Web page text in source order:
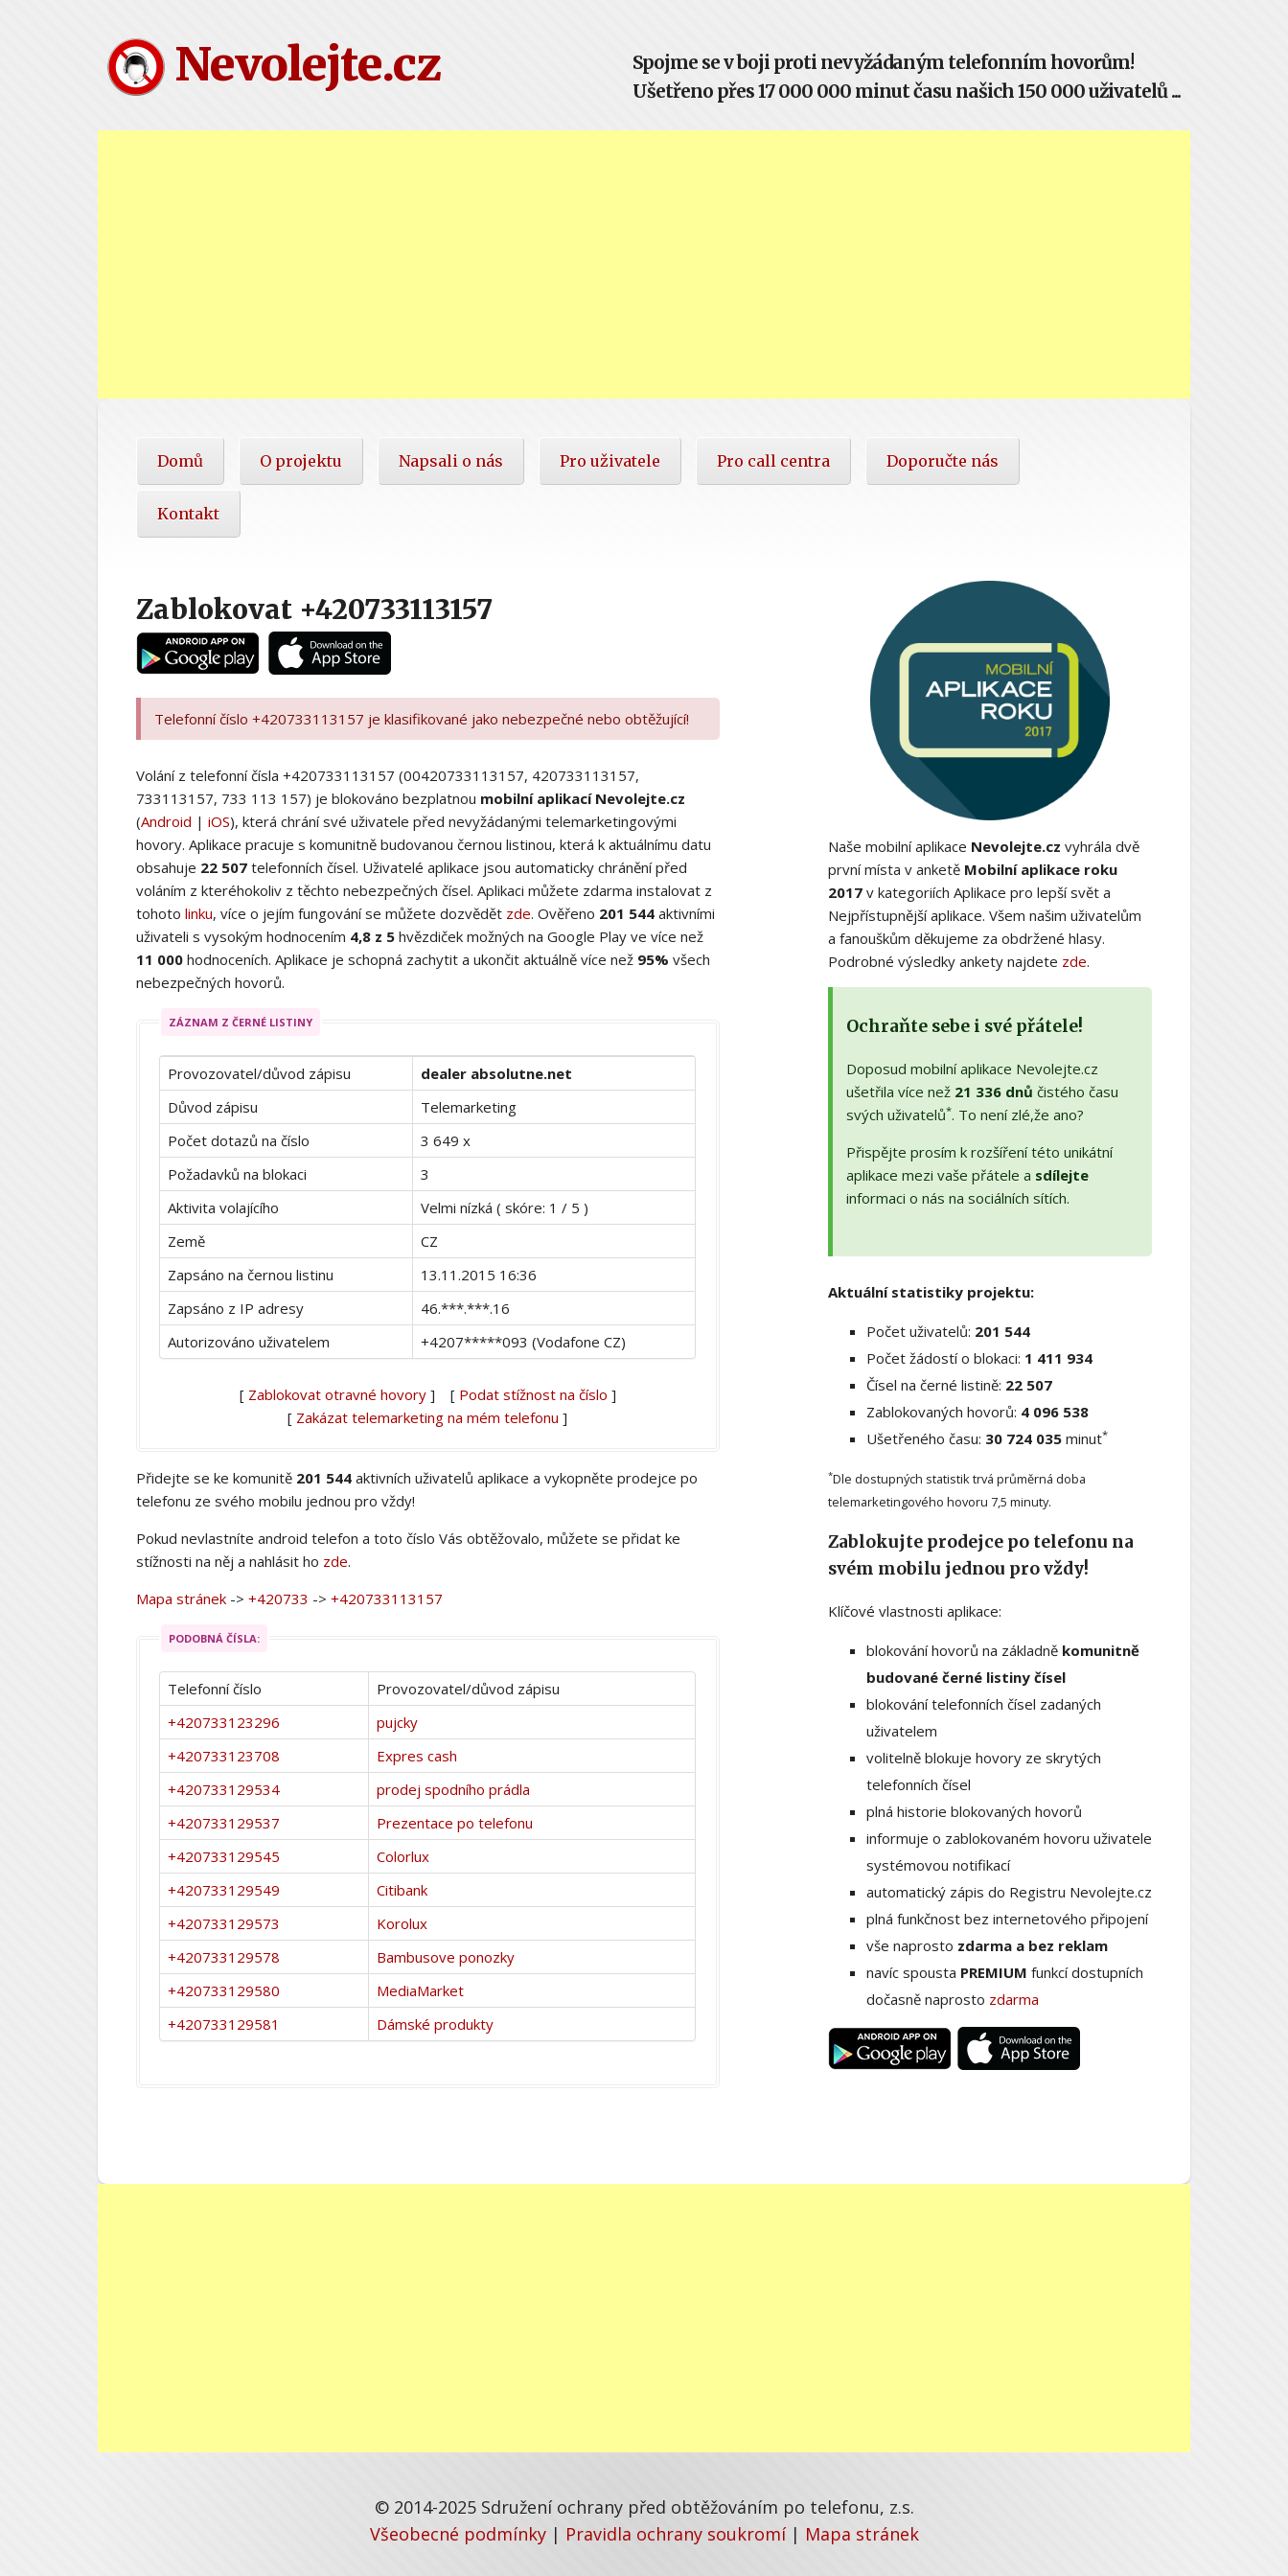
Nevolejte.cz
Spojme se v boji proti nevyžádaným telefonním hovorům!
Ušetřeno přes 17 000 000 minut času našich 150 000 uživatelů ...
Domů O projektu Napsali o nás Pro uživatele Pro call centra Doporučte nás
Kontakt
Zablokovat +420733113157
Telefonní číslo +420733113157 je klasifikované jako nebezpečné nebo obtěžující!
Volání z telefonní čísla +420733113157 (00420733113157, 420733113157,
733113157, 733 113 157) je blokováno bezplatnou mobilní aplikací Nevolejte.cz
(Android | iOS), která chrání své uživatele před nevyžádanými telemarketingovými
hovory. Aplikace pracuje s komunitně budovanou černou listinou, která k aktuálnímu datu
obsahuje 22 507 telefonních čísel. Uživatelé aplikace jsou automaticky chránění před
voláním z kteréhokoliv z těchto nebezpečných čísel. Aplikaci můžete zdarma instalovat z
tohoto linku, více o jejím fungování se můžete dozvědět zde. Ověřeno 201 544 aktivními
uživateli s vysokým hodnocením 4,8 z 5 hvězdiček možných na Google Play ve více než
11 000 hodnoceních. Aplikace je schopná zachytit a ukončit aktuálně více než 95% všech
nebezpečných hovorů.
ZÁZNAM Z ČERNÉ LISTINY
Provozovatel/důvod zápisu
dealer absolutne.net
Důvod zápisu
Telemarketing
Počet dotazů na číslo
3 649 x
Požadavků na blokaci
3
Aktivita volajícího
Velmi nízká ( skóre: 1 / 5 )
Země
CZ
Zapsáno na černou listinu
13.11.2015 16:36
Zapsáno z IP adresy
46.***.***.16
Autorizováno uživatelem
+4207*****093 (Vodafone CZ)
[ Zablokovat otravné hovory] [ Podat stížnost na číslo ]
[ Zakázat telemarketing na mém telefonu ]
Přidejte se ke komunitě 201 544 aktivních uživatelů aplikace a vykopněte prodejce po
telefonu ze svého mobilu jednou pro vždy!
Pokud nevlastníte android telefon a toto číslo Vás obtěžovalo, můžete se přidat ke
stížnosti na něj a nahlásit ho zde.
Mapa stránek -> +420733 -> +420733113157
PODOBNÁ ČÍSLA:
Telefonní číslo
Provozovatel/důvod zápisu
+420733123296
pujcky
+420733123708
Expres cash
+420733129534
prodej spodního prádla
+420733129537
Prezentace po telefonu
+420733129545
Colorlux
+420733129549
Citibank
+420733129573
Korolux
+420733129578
Bambusove ponozky
+420733129580
MediaMarket
+420733129581
Dámské produkty
Naše mobilní aplikace Nevolejte.cz vyhrála dvě
první místa v anketě Mobilní aplikace roku
2017v kategoriích Aplikace pro lepší svět a
Nejpřístupnější aplikace. Všem našim uživatelům
a fanouškům děkujeme za obdržené hlasy.
Podrobné výsledky ankety najdete zde.
Ochraňte sebe i své přátele!
Doposud mobilní aplikace Nevolejte.cz
ušetřila více než 21 336 dnů čistého času
svých uživatelů*. To není zlé,že ano?
Přispějte prosím k rozšíření této unikátní
aplikace mezi vaše přátele a sdílejte
informaci o nás na sociálních sítích.
Aktuální statistiky projektu:
Počet uživatelů: 201 544
Počet žádostí o blokaci: 1 411 934
Čísel na černé listině: 22 507
Zablokovaných hovorů: 4 096 538
Ušetřeného času: 30 724 035minut*
*Dle dostupných statistik trvá průměrná doba
telemarketingového hovoru 7,5 minuty.
Zablokujte prodejce po telefonu na
svém mobilu jednou pro vždy!
Klíčové vlastnosti aplikace:
blokování hovorů na základně komunitně
budované černé listiny čísel
blokování telefonních čísel zadaných
uživatelem
volitelně blokuje hovory ze skrytých
telefonních čísel
plná historie blokovaných hovorů
informuje o zablokovaném hovoru uživatele
systémovou notifikací
automatický zápis do Registru Nevolejte.cz
plná funkčnost bez internetového připojení
vše naprosto zdarma a bez reklam
navíc spousta PREMIUM funkcí dostupních
dočasně naprosto zdarma
© 2014-2025 Sdružení ochrany před obtěžováním po telefonu, z.s.
Všeobecné podmínky | Pravidla ochrany soukromí | Mapa stránek